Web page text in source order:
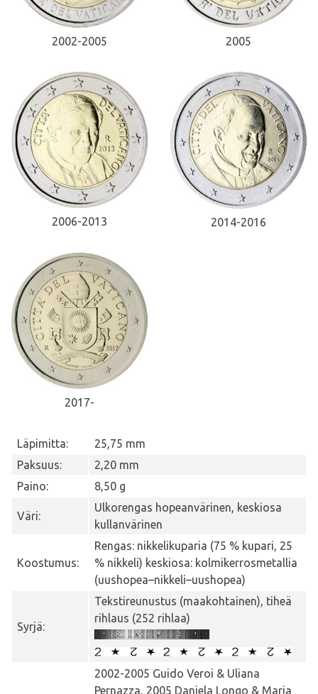
Läpimitta:
25,75 mm
Paksuus:
2,20 mm
Paino:
8,50 g
Väri:
Ulkorengas hopeanvärinen, keskiosa
kullanvärinen
Koostumus:
Rengas: nikkelikuparia (75 % kupari, 25
% nikkeli) keskiosa: kolmikerrosmetallia
(uushopea–nikkeli–uushopea)
Syrjä:
Tekstireunustus (maakohtainen), tiheä
rihlaus (252 rihlaa)
2002-2005 Guido Veroi & Uliana
Pernazza, 2005 Daniela Longo & Maria
2002-2005 2005
2006-2013 2014-2016
2017-